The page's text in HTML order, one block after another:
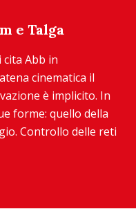
e Talga
cita Abb in
cinematica il
è implicito. In
forme: quello della
Controllo delle reti